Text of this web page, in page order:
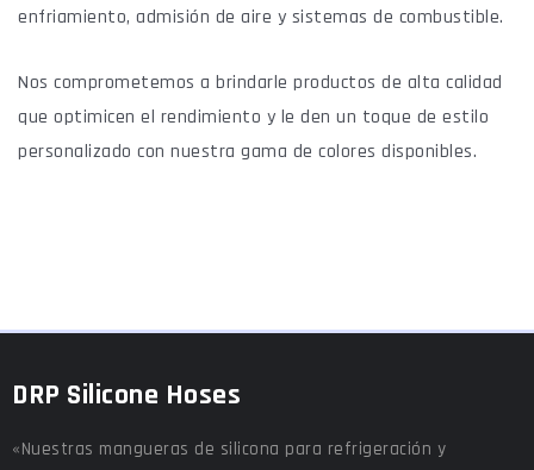
enfriamiento, admisión de aire y sistemas de combustible.
Nos comprometemos a brindarle productos de alta calidad
que optimicen el rendimiento y le den un toque de estilo
personalizado con nuestra gama de colores disponibles.
DRP Silicone Hoses
«Nuestras mangueras de silicona para refrigeración y